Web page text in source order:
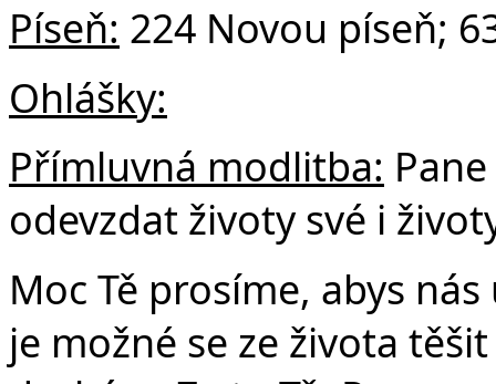
Píseň: 224 Novou píseň;
Ohlášky:
Přímluvná modlitba:
odevzdat životy své i
Moc Tě prosíme, abys
je možné se ze života